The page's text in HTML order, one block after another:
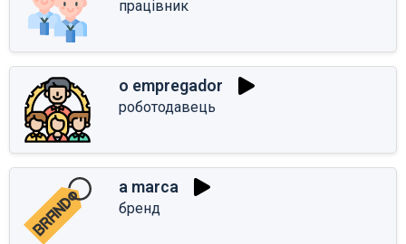
працівник
o empregador
роботодавець
a marca
бренд